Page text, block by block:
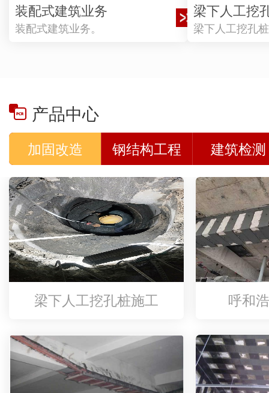
装配式建筑业务
装配式建筑业务。
梁下人工挖
梁下人工挖孔
产品中心
加固改造 钢结构工程 建筑检测
梁下人工挖孔桩施工 呼和